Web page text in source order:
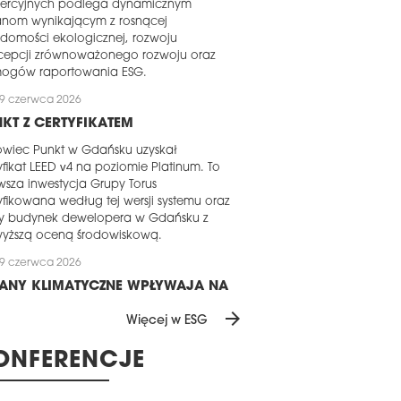
podlega dynamicznym
wynikającym z rosnącej
ekologicznej, rozwoju
zrównoważonego rozwoju oraz
raportowania ESG.
czerwca 2026
Z CERTYFIKATEM
Punkt w Gdańsku uzyskał
LEED v4 na poziomie Platinum. To
inwestycja Grupy Torus
według tej wersji systemu oraz
budynek dewelopera w Gdańsku z
oceną środowiskową.
czerwca 2026
KLIMATYCZNE WPŁYWAJĄ NA
EMEA i staje się coraz trudniejsza
dla liderów branży
Nowe badanie firmy Colliers
Więcej w ESG arrow_forward